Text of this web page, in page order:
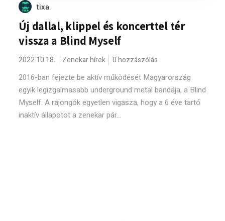
tixa
Új dallal, klippel és koncerttel tér
vissza a Blind Myself
2022.10.18. Zenekar hírek 0 hozzászólás
2016-ban fejezte be aktív működését Magyarország
egyik legizgalmasabb underground metal bandája, a Blind
Myself. A rajongók egyetlen vigasza, hogy a 6 éve tartó
inaktív állapotot a zenekar pár...